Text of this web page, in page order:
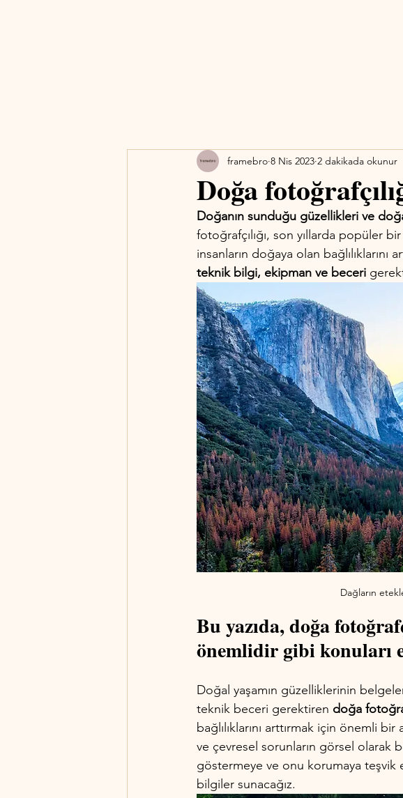
Doğa
framebro 8 Nis 2023 2 dakikada okunur
Doğanın sunduğu güzellikleri ve
fotoğrafçılığı, son yıllarda popüler
insanların doğaya olan
teknik bilgi, ekipman ve beceri
Dağların
Bu yazıda, doğa
önemlidir gibi konuları
Doğal yaşamın güzelliklerinin
teknik beceri gerektiren doğa
bağlılıklarını arttırmak için önemli
ve çevresel sorunların görsel olarak
göstermeye ve onu korumaya teşvik
bilgiler sunacağız.